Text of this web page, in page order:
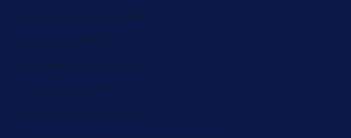
Burkina Faso (ZAR R)
Burundi (ZAR R)
Cameroon (ZAR R)
Canada (ZAR R)
Cape Verde (ZAR R)